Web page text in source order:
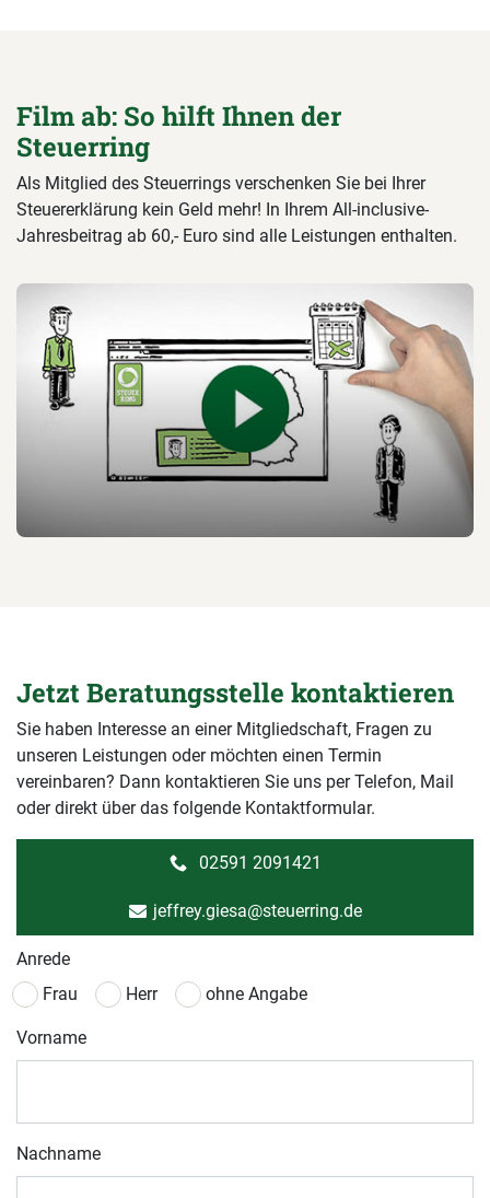
Film ab: So hilft Ihnen der
Steuerring
Als Mitglied des Steuerrings verschenken Sie bei Ihrer
Steuererklärung kein Geld mehr! In Ihrem All-inclusive-
Jahresbeitrag ab 60,- Euro sind alle Leistungen enthalten.
Jetzt Beratungsstelle kontaktieren
Sie haben Interesse an einer Mitgliedschaft, Fragen zu
unseren Leistungen oder möchten einen Termin
vereinbaren? Dann kontaktieren Sie uns per Telefon, Mail
oder direkt über das folgende Kontaktformular.
02591 2091421
jeffrey.giesa@steuerring.de
Anrede
Frau
Herr ohne Angabe
Vorname
Nachname